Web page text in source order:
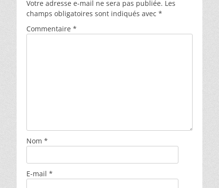
Votre adresse e-mail ne sera pas publiée. Les
champs obligatoires sont indiqués avec *
Commentaire *
Nom *
E-mail *